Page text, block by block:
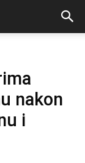
nakon
i